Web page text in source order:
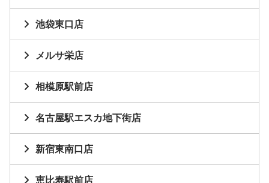
池袋東口店
メルサ栄店
相模原駅前店
名古屋駅エスカ地下街店
新宿東南口店
恵比寿駅前店